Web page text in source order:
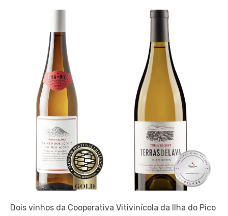
Dois vinhos da Cooperativa Vitivinícola da Ilha do Pico